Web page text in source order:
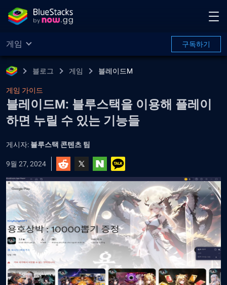
게임 구독하기
블로그 게임 블레이드M
게임 가이드
블레이드M: 블루스택을 이용해 플레이
하면 누릴 수 있는 기능들
게시자: 블루스택 콘텐츠 팀
9월 27, 2024